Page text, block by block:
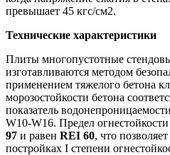
превышает 45 кгс/см2.
Технические характеристики
Плиты многопустотные
изготавливаются методом
применением тяжелого бетона
морозостойкости бетона
показатель
W10-W16. Предел огнестойкости
97 и равен REI 60, что
постройках I степени